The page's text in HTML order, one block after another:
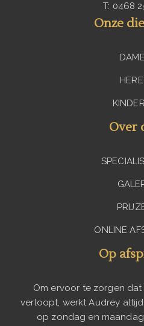
T: 0468
Onze
Over
ONLINE
Op
Om ervoor te zorgen
verloopt, werkt Audrey
op zondag en